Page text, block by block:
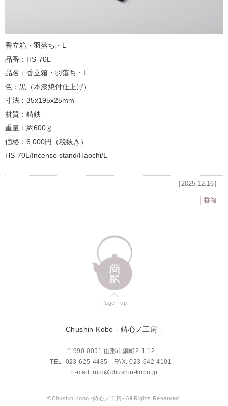
香立箱・羽落ち・L
品番：HS-70L
品名：香立箱・羽落ち・L
色：黒（本漆焼付仕上げ）
寸法：35x195x25mm
材質：鋳鉄
重量：約600ｇ
価格：6,000円（税抜き）
HS-70L/Incense stand/Haochi/L
［2025.12.16］
香箱
Page Top
Chushin Kobo - 鋳心ノ工房 -
〒990-0051 山形市銅町2-1-12
TEL. 023-625-4485
FAX. 023-642-4101
E-mail.info@chushin-kobo.jp
©Chushin Kobo -鋳心ノ工房- All Rights Reserved.